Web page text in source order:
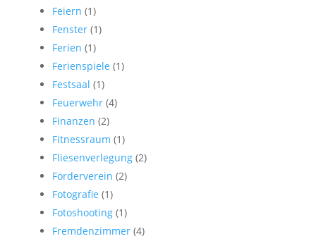
Feiern (1)
Fenster (1)
Ferien (1)
Ferienspiele (1)
Festsaal (1)
Feuerwehr (4)
Finanzen (2)
Fitnessraum (1)
Fliesenverlegung (2)
Förderverein (2)
Fotografie (1)
Fotoshooting (1)
Fremdenzimmer (4)